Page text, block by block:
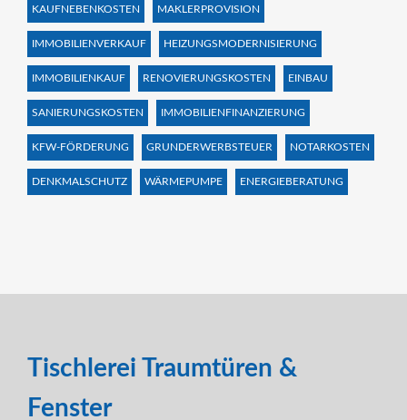
KAUFNEBENKOSTEN MAKLERPROVISION
IMMOBILIENVERKAUF HEIZUNGSMODERNISIERUNG
IMMOBILIENKAUF RENOVIERUNGSKOSTEN EINBAU
SANIERUNGSKOSTEN IMMOBILIENFINANZIERUNG
KFW-FÖRDERUNG GRUNDERWERBSTEUER NOTARKOSTEN
DENKMALSCHUTZ WÄRMEPUMPE ENERGIEBERATUNG
Tischlerei Traumtüren &
Fenster